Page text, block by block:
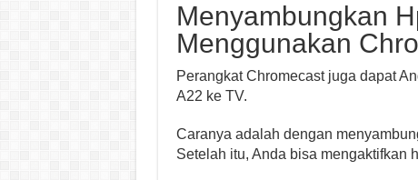
Menyambungkan
Menggunakan
Perangkat Chromecast juga dapat
A22 ke TV.
Caranya adalah dengan
Setelah itu, Anda bisa mengaktifkan